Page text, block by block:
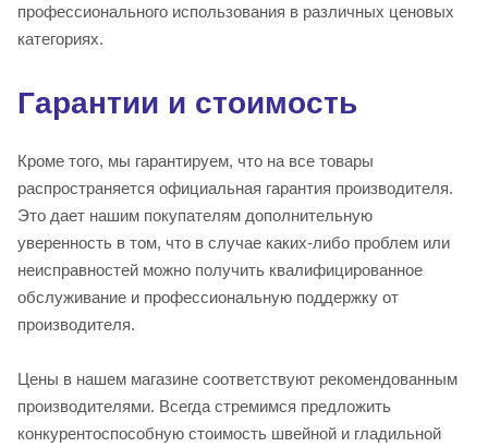
профессионального использования в различных ценовых
категориях.
Гарантии и стоимость
Кроме того, мы гарантируем, что на все товары
распространяется официальная гарантия производителя.
Это дает нашим покупателям дополнительную
уверенность в том, что в случае каких-либо проблем или
неисправностей можно получить квалифицированное
обслуживание и профессиональную поддержку от
производителя.
Цены в нашем магазине соответствуют рекомендованным
производителями. Всегда стремимся предложить
конкурентоспособную стоимость швейной и гладильной